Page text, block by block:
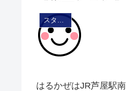
はるかぜはJR芦屋駅